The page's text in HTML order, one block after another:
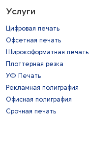
Услуги
Цифровая печать
Офсетная печать
Широкоформатная печать
Плоттерная резка
УФ Печать
Рекламная полиграфия
Офисная полиграфия
Срочная печать